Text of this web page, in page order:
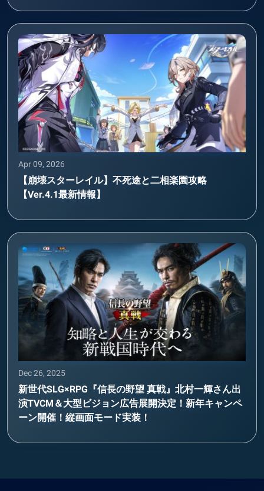
Apr 09, 2026
【崩壊スターレイル】不死途と二相楽園攻略
【Ver.4.1最新情報】
Dec 26, 2025
新世代SLG×RPG『信長の野望 真戦』北村一輝さん出
演TVCM＆大型ビジョン広告展開決定！新年キャンペ
ーン開催！縦画面モード実装！